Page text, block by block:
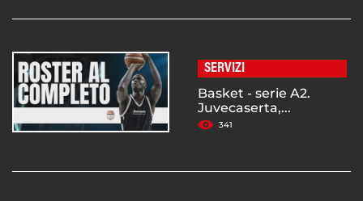
SERVIZI
Basket - serie A2.
Juvecaserta,...
341